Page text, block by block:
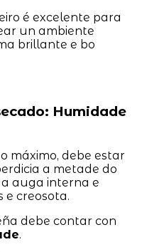
é excelente para
un ambiente
brillante e bo
Humidade
máximo, debe estar
a metade do
auga interna e
e creosota.
debe contar con
.